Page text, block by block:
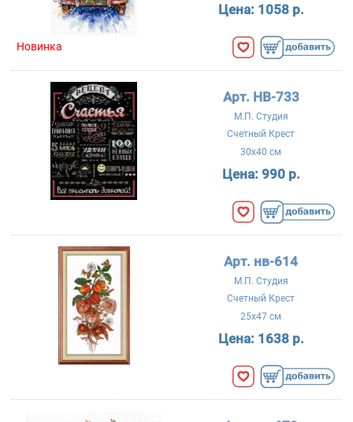
Цена: 1058 р.
Новинка
Арт. НВ-733
М.П. Студия
Счетный Крест
30x40 см
Цена: 990 р.
Арт. нв-614
М.П. Студия
Счетный Крест
25x47 см
Цена: 1638 р.